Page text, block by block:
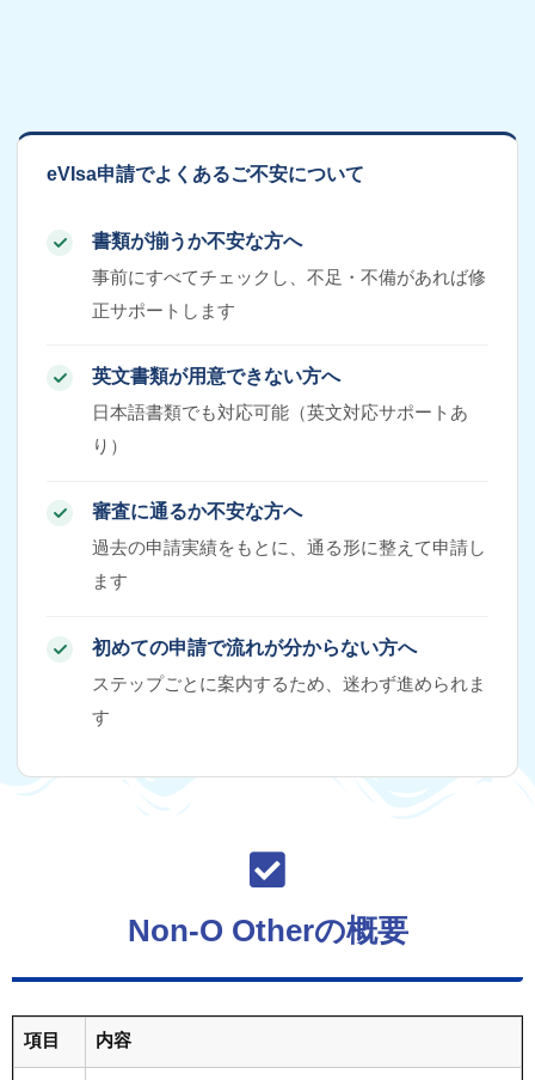
eVIsa申請でよくあるご不安について
書類が揃うか不安な方へ
事前にすべてチェックし、不足・不備があれば修
正サポートします
英文書類が用意できない方へ
日本語書類でも対応可能（英文対応サポートあ
り）
審査に通るか不安な方へ
過去の申請実績をもとに、通る形に整えて申請し
ます
初めての申請で流れが分からない方へ
ステップごとに案内するため、迷わず進められま
す
Non-O Otherの概要
項目 内容